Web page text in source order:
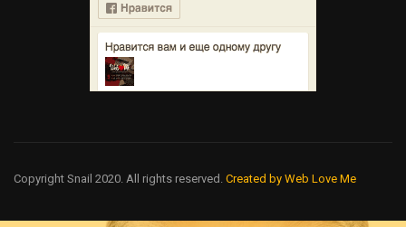
Copyright Snail 2020. All rights reserved. Created by Web Love Me